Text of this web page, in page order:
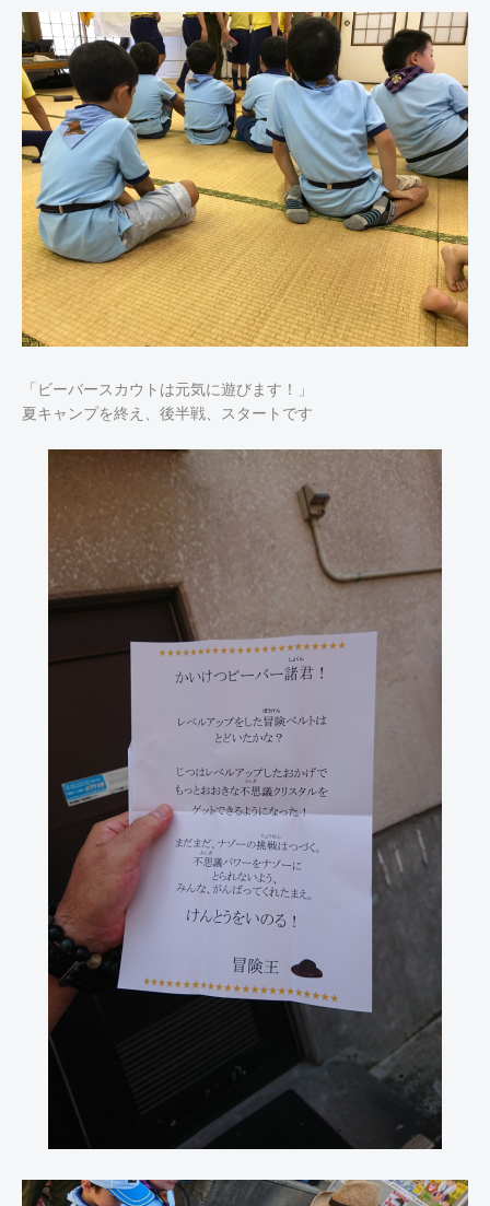
「ビーバースカウトは元気に遊びます！」
夏キャンプを終え、後半戦、スタートです